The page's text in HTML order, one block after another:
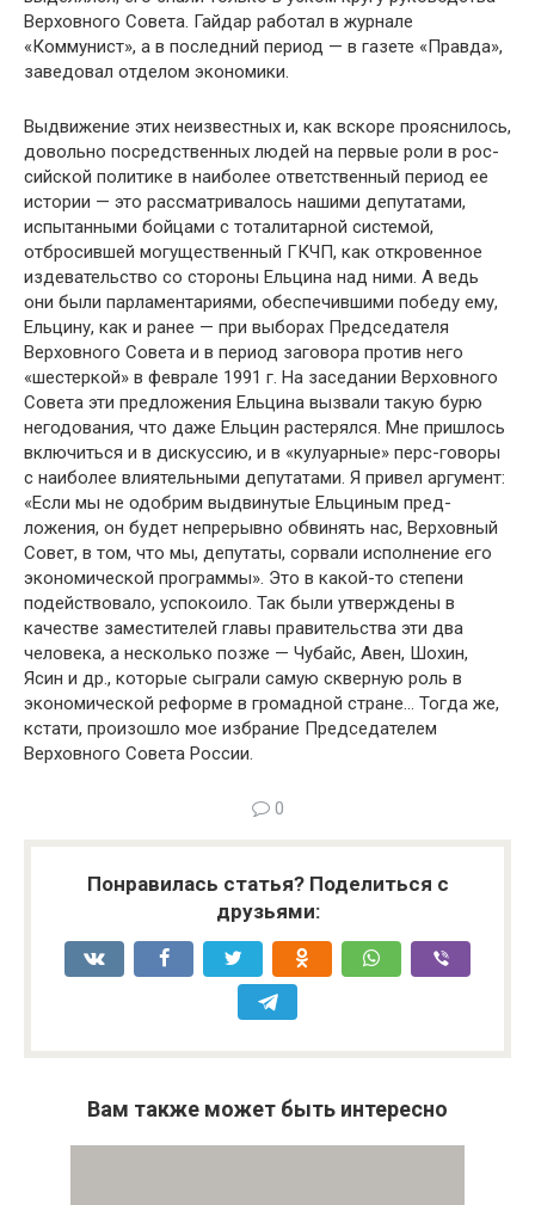
Вер­ховного Совета. Гайдар работал в журнале
«Коммунист», а в последний период — в газете «Правда»,
заведовал отделом экономики.
Выдвижение этих неизвестных и, как вскоре проясни­лось,
довольно посредственных людей на первые роли в рос­
сийской политике в наиболее ответственный период ее
исто­рии — это рассматривалось нашими депутатами,
испытан­ными бойцами с тоталитарной системой,
отбросившей могущественный ГКЧП, как откровенное
издевательство со стороны Ельцина над ними. А ведь
они были парламента­риями, обеспечившими победу ему,
Ельцину, как и ранее — при выборах Председателя
Верховного Совета и в период за­говора против него
«шестеркой» в феврале 1991 г. На заседа­нии Верховного
Совета эти предложения Ельцина вызвали такую бурю
негодования, что даже Ельцин растерялся. Мне пришлось
включиться и в дискуссию, и в «кулуарные» перс-говоры
с наиболее влиятельными депутатами. Я привел ар­гумент:
«Если мы не одобрим выдвинутые Ельциным пред­
ложения, он будет непрерывно обвинять нас, Верховный
Совет, в том, что мы, депутаты, сорвали исполнение его
эко­номической программы». Это в какой-то степени
подейство­вало, успокоило. Так были утверждены в
качестве замести­телей главы правительства эти два
человека, а несколько позже — Чубайс, Авен, Шохин,
Ясин и др., которые сыграли самую скверную роль в
экономической реформе в громад­ной стране… Тогда же,
кстати, произошло мое избрание Пред­седателем
Верховного Совета России.
0
Понравилась статья? Поделиться с
друзьями:
Вам также может быть интересно